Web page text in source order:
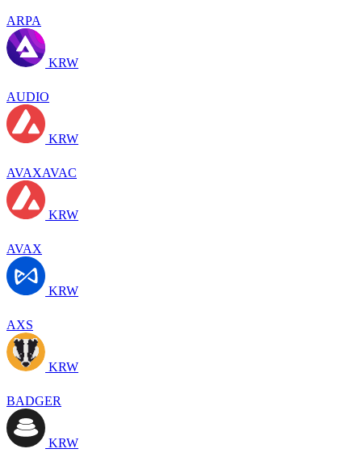
ARPA
KRW
AUDIO
KRW
AVAXAVAC
KRW
AVAX
KRW
AXS
KRW
BADGER
KRW